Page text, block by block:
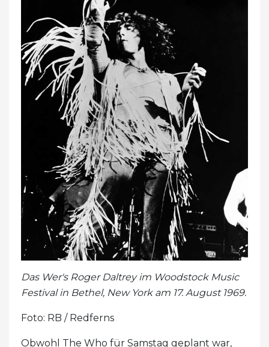
Das Wer's Roger Daltrey im Woodstock Music
Festival in Bethel, New York am 17. August 1969.
Foto: RB / Redferns
Obwohl The Who für Samstag geplant war,